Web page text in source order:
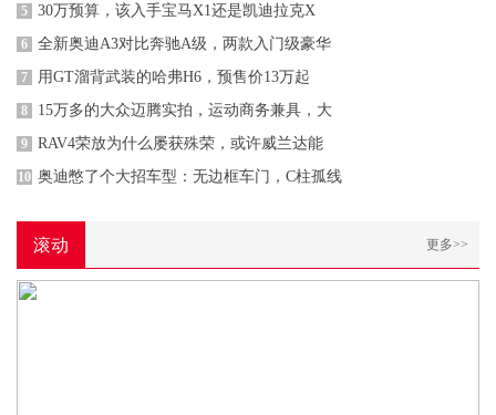
5 30万预算，该入手宝马X1还是凯迪拉克X
6 全新奥迪A3对比奔驰A级，两款入门级豪华
7 用GT溜背武装的哈弗H6，预售价13万起
8 15万多的大众迈腾实拍，运动商务兼具，大
9 RAV4荣放为什么屡获殊荣，或许威兰达能
10 奥迪憋了个大招车型：无边框车门，C柱孤线
滚动 更多>>